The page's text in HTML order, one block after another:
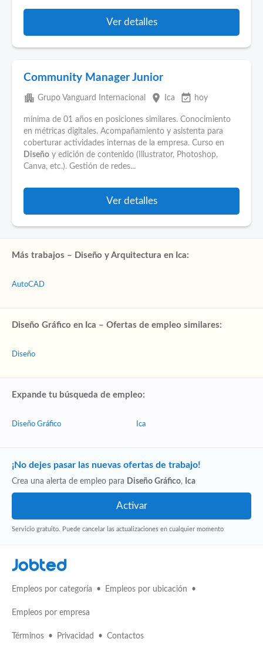
Ver detalles
Community Manager Junior
apartment Grupo Vanguard Internacional place Ica event_available hoy
mínima de 01 años en posiciones similares. Conocimiento
en métricas digitales. Acompañamiento y asistenta para
coberturar actividades internas de la empresa. Curso en
Diseño y edición de contenido (Illustrator, Photoshop,
Canva, etc.). Gestión de redes...
Ver detalles
Más trabajos – Diseño y Arquitectura en Ica:
AutoCAD
Diseño Gráfico en Ica – Ofertas de empleo similares:
Diseño
Expande tu búsqueda de empleo:
Diseño Gráfico Ica
¡No dejes pasar las nuevas ofertas de trabajo!
Crea una alerta de empleo para Diseño Gráfico, Ica
Servicio gratuito. Puede cancelar las actualizaciones en cualquier momento
Jobted
Empleos por categoría Empleos por ubicación
Empleos por empresa
Términos Privacidad Contactos